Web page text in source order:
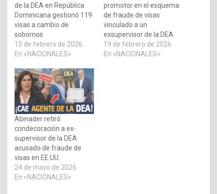
de la DEA en República
Dominicana gestionó 119
visas a cambio de
sobornos
15 de febrero de 2026
En «NACIONALES»
promotor en el esquema
de fraude de visas
vinculado a un
exsupervisor de la DEA
19 de febrero de 2026
En «NACIONALES»
Abinader retiró
condecoración a ex-
supervisor de la DEA
acusado de fraude de
visas en EE.UU.
24 de mayo de 2026
En «NACIONALES»